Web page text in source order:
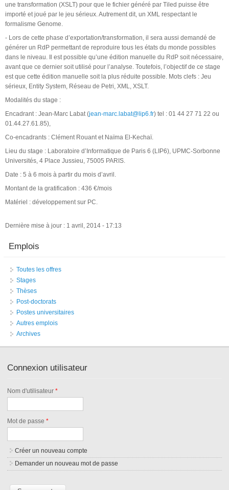
une transformation (XSLT) pour que le fichier généré par Tiled puisse être
importé et joué par le jeu sérieux. Autrement dit, un XML respectant le
formalisme Genome.
- Lors de cette phase d’exportation/transformation, il sera aussi demandé de
générer un RdP permettant de reproduire tous les états du monde possibles
dans le niveau. Il est possible qu’une édition manuelle du RdP soit nécessaire,
avant que ce dernier soit utilisé pour l’analyse. Toutefois, l’objectif de ce stage
est que cette édition manuelle soit la plus réduite possible. Mots clefs : Jeu
sérieux, Entity System, Réseau de Petri, XML, XSLT.
Modalités du stage :
Encadrant : Jean-Marc Labat (jean-marc.labat@lip6.fr) tel : 01 44 27 71 22 ou
01.44.27.61.85),
Co-encadrants : Clément Rouant et Naïma El-Kechaï.
Lieu du stage : Laboratoire d’Informatique de Paris 6 (LIP6), UPMC-Sorbonne
Universités, 4 Place Jussieu, 75005 PARIS.
Date : 5 à 6 mois à partir du mois d’avril.
Montant de la gratification : 436 €/mois
Matériel : développement sur PC.
Dernière mise à jour : 1 avril, 2014 - 17:13
Emplois
Toutes les offres
Stages
Thèses
Post-doctorats
Postes universitaires
Autres emplois
Archives
Connexion utilisateur
Nom d'utilisateur*
Mot de passe*
Créer un nouveau compte
Demander un nouveau mot de passe